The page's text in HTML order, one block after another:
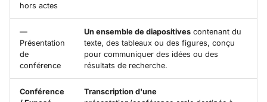
hors actes
—
Présentation
de
conférence
Un ensemble de diapositives contenant du
texte, des tableaux ou des figures, conçu
pour communiquer des idées ou des
résultats de recherche.
Conférence
Transcription d'une